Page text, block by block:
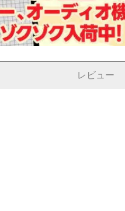
レビュー